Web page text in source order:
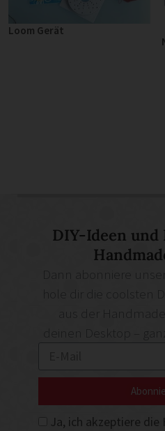
Loom Gerät
DIY-Ideen und
deinen Desktop –
Ja, ich akzeptiere